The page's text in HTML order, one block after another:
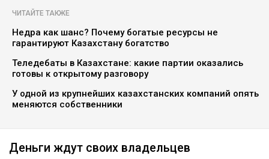
ЧИТАЙТЕ ТАКЖЕ
Недра как шанс? Почему богатые ресурсы не
гарантируют Казахстану богатство
Теледебаты в Казахстане: какие партии оказались
готовы к открытому разговору
У одной из крупнейших казахстанских компаний опять
меняются собственники
Деньги ждут своих владельцев